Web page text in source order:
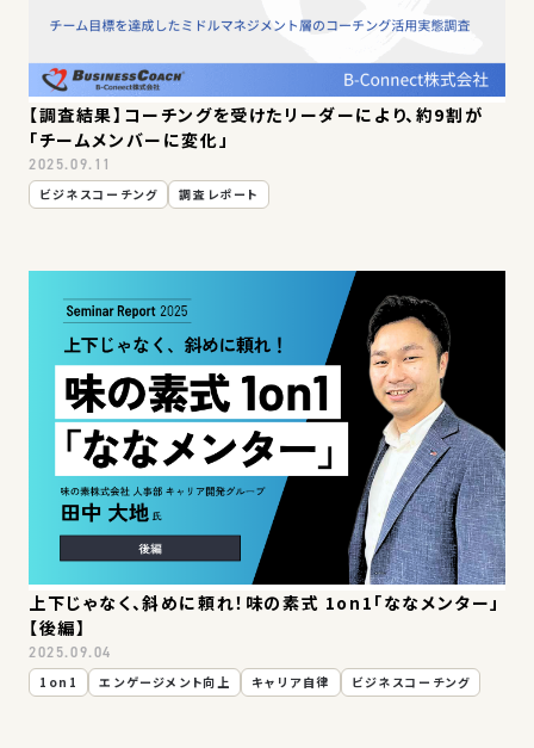
【調査結果】コーチングを受けたリーダーにより、約9割が
「チームメンバーに変化」
2025.09.11
ビジネスコーチング
調査レポート
上下じゃなく、斜めに頼れ！味の素式 1on1「ななメンター」
【後編】
2025.09.04
1on1
エンゲージメント向上 キャリア自律 ビジネスコーチング